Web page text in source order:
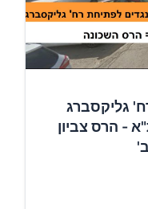
גליקסברג
- הרס צביון